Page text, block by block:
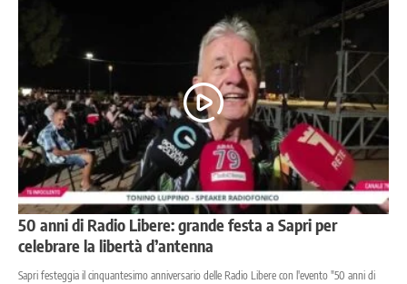
50 anni di Radio Libere: grande festa a Sapri per
celebrare la libertà d’antenna
Sapri festeggia il cinquantesimo anniversario delle Radio Libere con l'evento "50 anni di